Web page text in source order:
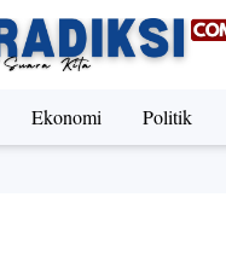
Ekonomi Politik